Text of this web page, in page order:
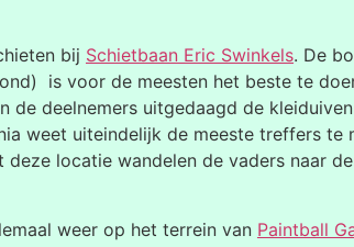
bij Schietbaan Eric Swinkels. De
is voor de meesten het beste te
deelnemers uitgedaagd de
weet uiteindelijk de meeste treffers
locatie wandelen de vaders naar
weer op het terrein van Paintball